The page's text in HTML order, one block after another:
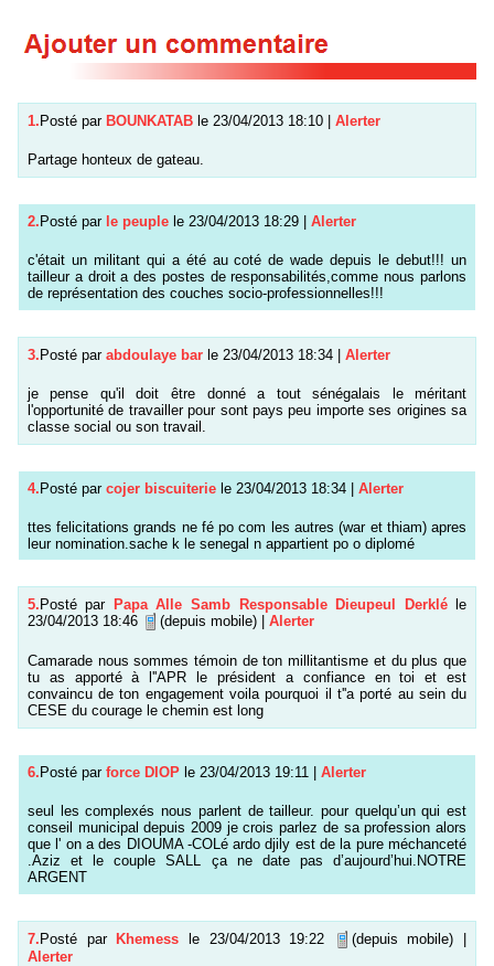
1. Posté par BOUNKATAB le 23/04/2013 18:10 Alerter
Partage honteux de gateau.
2. Posté par le peuple le 23/04/2013 18:29 Alerter
c'était un militant qui a été au coté de wade depuis le debut!!! un
tailleur a droit a des postes de responsabilités,comme nous parlons
de représentation des couches socio-professionnelles!!!
3. Posté par abdoulaye bar le 23/04/2013 18:34 Alerter
je pense qu'il doit être donné a tout sénégalais le méritant
l'opportunité de travailler pour sont pays peu importe ses origines sa
classe social ou son travail.
4.Posté par cojer biscuiterie le 23/04/2013 18:34 | Alerter
ttes felicitations grands ne fé po com les autres (war et thiam) apres
leur nomination.sache k le senegal n appartient po o diplomé
5. Posté par Papa Alle Samb Responsable Dieupeul Derklé
le
23/04/2013 18:46
(depuis mobile)| Alerter
Camarade nous sommes témoin de ton millitantisme et du plus que
tu as apporté à l''APR le président a confiance en toi et est
convaincu de ton engagement voila pourquoi il t''a porté au sein du
CESE du courage le chemin est long
6. Posté par force DIOP le 23/04/2013 19:11 Alerter
seul les complexés nous parlent de tailleur. pour quelqu’un qui est
conseil municipal depuis 2009 je crois parlez de sa profession alors
que l' on a des DIOUMA -COLé ardo djily est de la pure méchanceté
.Aziz et le couple SALL ça ne date pas d’aujourd’hui.NOTRE
ARGENT
7. Posté par Khemess le 23/04/2013 19:22 (depuis mobile)
Alerter